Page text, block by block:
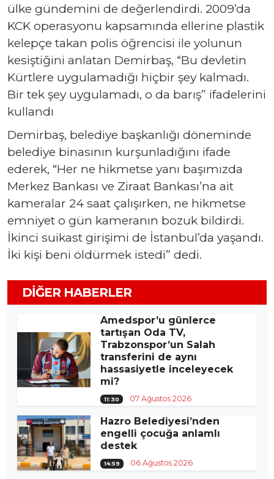
ülke gündemini de değerlendirdi. 2009’da
KCK operasyonu kapsamında ellerine plastik
kelepçe takan polis öğrencisi ile yolunun
kesiştiğini anlatan Demirbaş, “Bu devletin
Kürtlere uygulamadığı hiçbir şey kalmadı.
Bir tek şey uygulamadı, o da barış” ifadelerini
kullandı
Demirbaş, belediye başkanlığı döneminde
belediye binasının kurşunladığını ifade
ederek, “Her ne hikmetse yanı başımızda
Merkez Bankası ve Ziraat Bankası’na ait
kameralar 24 saat çalışırken, ne hikmetse
emniyet o gün kameranın bozuk bildirdi.
İkinci suikast girişimi de İstanbul’da yaşandı.
İki kişi beni öldürmek istedi” dedi.
DIĞER HABERLER
Amedspor’u günlerce
tartışan Oda TV,
Trabzonspor’un Salah
transferini de aynı
hassasiyetle inceleyecek
mi?
11:30 07 Ağustos 2026
Hazro Belediyesi’nden
engelli çocuğa anlamlı
destek
14:59 06 Ağustos 2026